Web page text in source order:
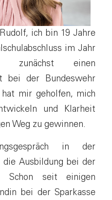
ich bin 19 Jahre
im Jahr
einen
bei der Bundeswehr
mir geholfen, mich
und Klarheit
Weg zu gewinnen.
in der
die Ausbildung bei der
Schon seit einigen
bei der Sparkasse